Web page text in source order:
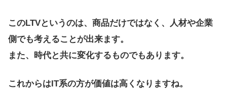
このLTVというのは、商品だけではなく、人材や企業
側でも考えることが出来ます。
また、時代と共に変化するものでもあります。
これからはIT系の方が価値は高くなりますね。